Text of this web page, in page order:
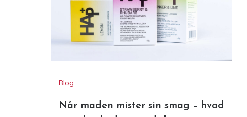
Når maden mister sin smag – hvad
mundtørhed gør ved din
madoplevelse